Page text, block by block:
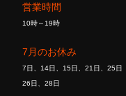
営業時間
10時～19時
7月のお休み
7日、14日、15日、21日、25日
26日、28日